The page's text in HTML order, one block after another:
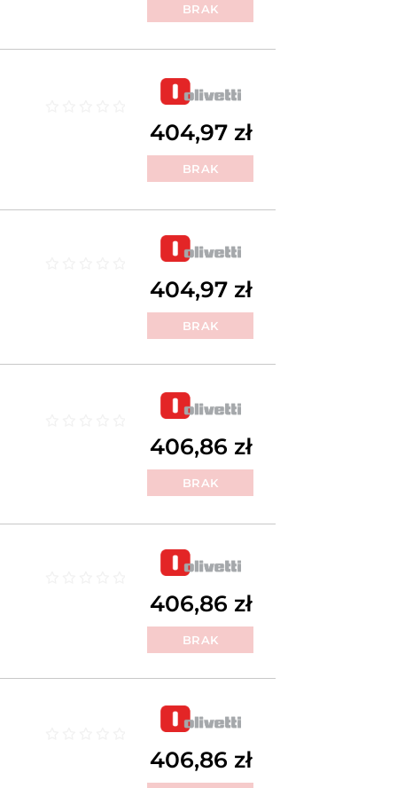
BRAK
Oceniono na 5
404,97 zł
BRAK
Oceniono na 5
404,97 zł
BRAK
Oceniono0 na 5
406,86 zł
BRAK
Oceniono0 na 5
406,86 zł
BRAK
Oceniono0 na 5
406,86 zł